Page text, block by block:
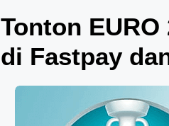
Tonton
di Fastpay